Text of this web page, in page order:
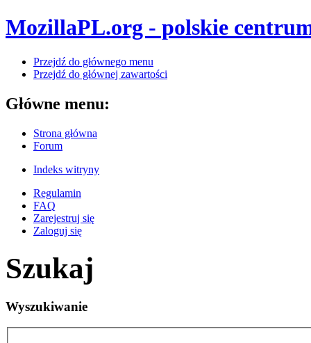
MozillaPL.org - polskie
Przejdź do głównego menu
Przejdź do głównej zawartości
Główne menu:
Strona główna
Forum
Indeks witryny
Regulamin
FAQ
Zarejestruj się
Zaloguj się
Szukaj
Wyszukiwanie